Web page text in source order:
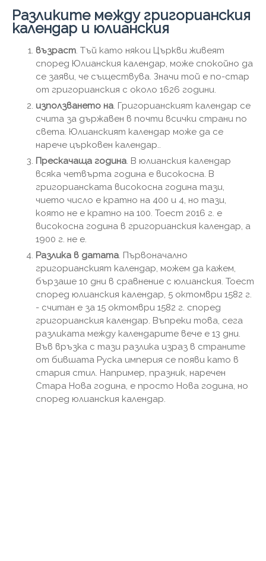
Разликите между григорианския
календар и юлианския
възраст. Тъй като някои Църкви живеят
според Юлианския календар, може спокойно да
се заяви, че съществува. Значи той е по-стар
от григорианския с около 1626 години.
използването на. Григорианският календар се
счита за държавен в почти всички страни по
света. Юлианският календар може да се
нарече църковен календар..
Прескачаща година. В юлианския календар
всяка четвърта година е високосна. В
григорианската високосна година тази,
чието число е кратно на 400 и 4, но тази,
която не е кратно на 100. Тоест 2016 г. е
високосна година в григорианския календар, а
1900 г. не е.
Разлика в датата. Първоначално
григорианският календар, можем да кажем,
бързаше 10 дни в сравнение с юлианския. Тоест
според юлианския календар, 5 октомври 1582 г.
- считан е за 15 октомври 1582 г. според
григорианския календар. Въпреки това, сега
разликата между календарите вече е 13 дни.
Във връзка с тази разлика израз в страните
от бившата Руска империя се появи като в
стария стил. Например, празник, наречен
Стара Нова година, е просто Нова година, но
според юлианския календар.